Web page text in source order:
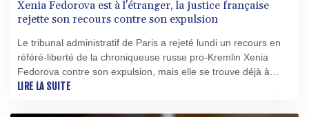
Xenia Fedorova est à l'étranger, la justice française
rejette son recours contre son expulsion
Le tribunal administratif de Paris a rejeté lundi un recours en
référé-liberté de la chroniqueuse russe pro-Kremlin Xenia
Fedorova contre son expulsion, mais elle se trouve déjà à
l'étranger et ne compte revenir en France qu'en l'absence de
LIRE LA SUITE